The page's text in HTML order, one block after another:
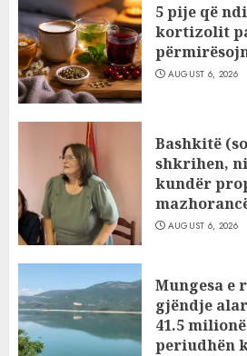
5 pije që
kortizolit
AUGUST 6, 2026
Bashkitë
shkrihen,
kundër
AUGUST 6, 2026
Mungesa e
gjëndje
41.5
periudhën